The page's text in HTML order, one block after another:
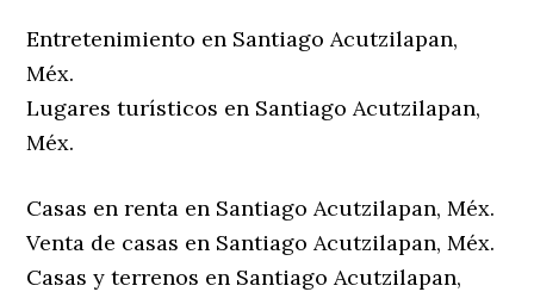
Entretenimiento en Santiago Acutzilapan,
Méx.
Lugares turísticos en Santiago Acutzilapan,
Méx.
Casas en renta en Santiago Acutzilapan, Méx.
Venta de casas en Santiago Acutzilapan, Méx.
Casas y terrenos en Santiago Acutzilapan,